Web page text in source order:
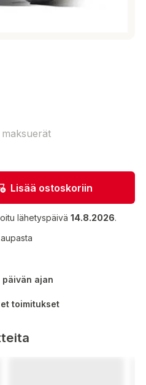
maksuerät
Lisää ostoskoriin
lähetyspäivä 14.8.2026.
ajan
toimitukset